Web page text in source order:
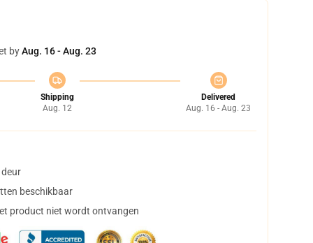
byAug. 16 - Aug. 23
Shipping
Aug. 12
Delivered
Aug. 16 - Aug. 23
beschikbaar
product niet wordt ontvangen